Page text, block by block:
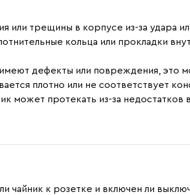
или трещины в корпусе из-за удара
кольца или прокладки
имеют дефекты или повреждения, это
плотно или не соответствует
может протекать из-за
чайник к розетке и включен ли